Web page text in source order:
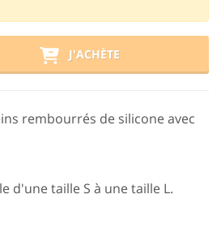
J'ACHÈTE
rembourrés de silicone avec
d'une taille S à une taille L.